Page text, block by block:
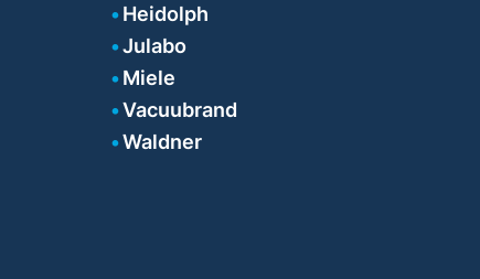
Heidolph
Julabo
Miele
Vacuubrand
Waldner